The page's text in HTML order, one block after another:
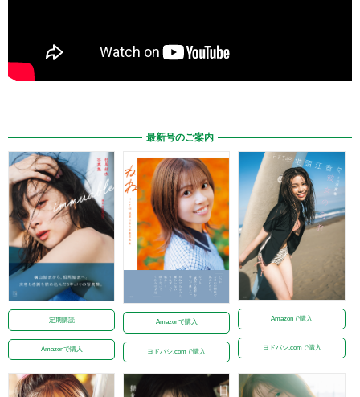
最新号のご案内
定期購読
Amazonで購入
Amazonで購入
ヨドバシ.comで購入
Amazonで購入
ヨドバシ.comで購入